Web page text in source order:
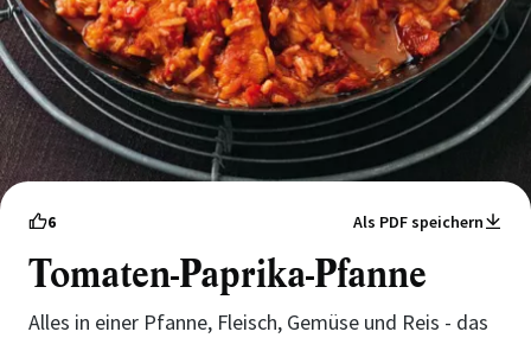
6 Als PDF speichern
Tomaten-Paprika-Pfanne
Alles in einer Pfanne, Fleisch, Gemüse und Reis - das